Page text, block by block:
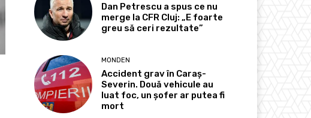
Dan Petrescu a spus ce nu
merge la CFR Cluj: „E foarte
greu să ceri rezultate”
MONDEN
Accident grav în Caraș-
Severin. Două vehicule au
luat foc, un șofer ar putea fi
mort